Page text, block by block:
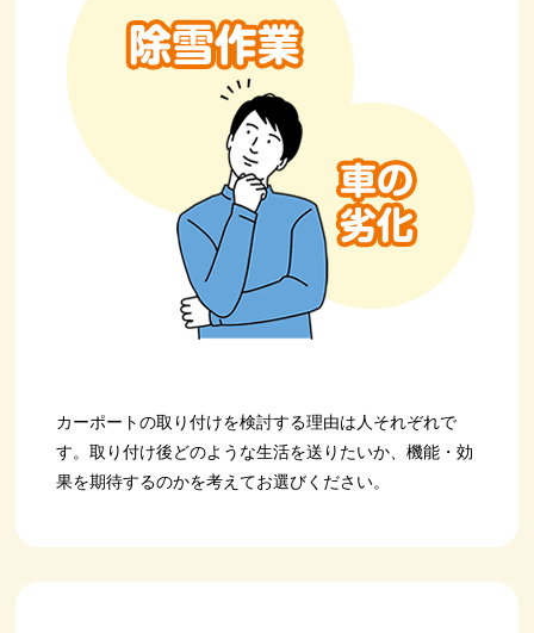
カーポートの取り付けを検討する理由は人それぞれで
す。取り付け後どのような生活を送りたいか、機能・効
果を期待するのかを考えてお選びください。